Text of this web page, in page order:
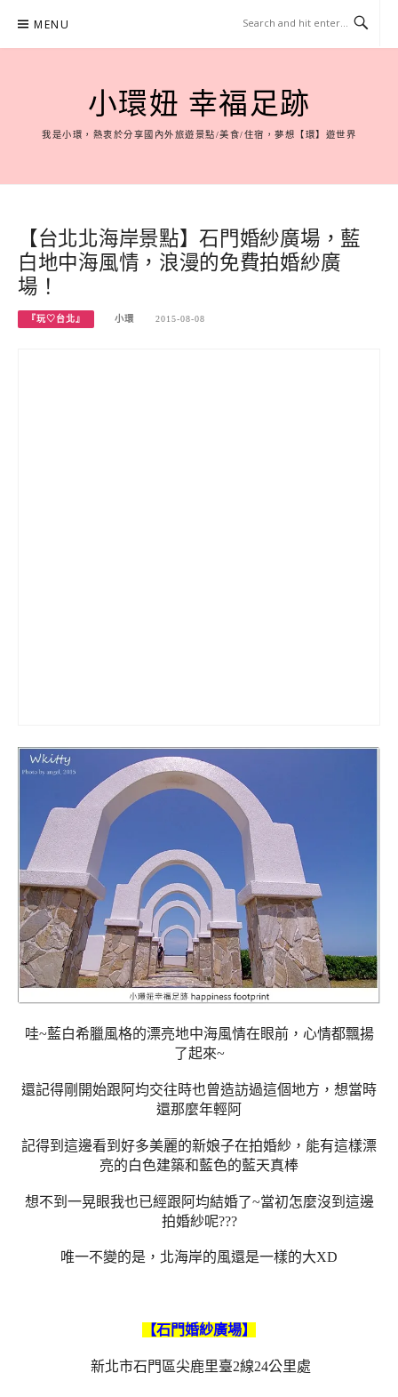
content
MENU
小環妞 幸福足跡
我是小環，熱衷於分享國內外旅遊景點/美食/住宿，夢想【環】遊世界
【台北北海岸景點】石門婚紗廣場，藍
白地中海風情，浪漫的免費拍婚紗廣
場！
『玩♡台北』 小環 2015-08-08
哇~藍白希臘風格的漂亮地中海風情在眼前，心情都飄揚
了起來~
還記得剛開始跟阿均交往時也曾造訪過這個地方，想當時
還那麼年輕阿
記得到這邊看到好多美麗的新娘子在拍婚紗，能有這樣漂
亮的白色建築和藍色的藍天真棒
想不到一晃眼我也已經跟阿均結婚了~當初怎麼沒到這邊
拍婚紗呢???
唯一不變的是，北海岸的風還是一樣的大XD
【石門婚紗廣場】
新北市石門區尖鹿里臺2線24公里處